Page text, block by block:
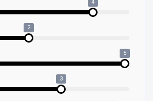
4
2
5
3